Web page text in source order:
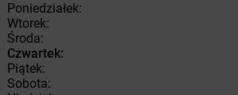
Poniedziałek:
Wtorek:
Środa:
Czwartek:
Piątek:
Sobota: